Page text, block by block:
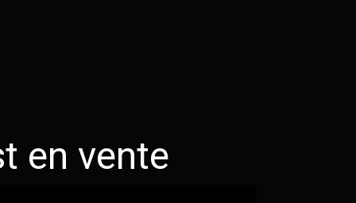
en vente